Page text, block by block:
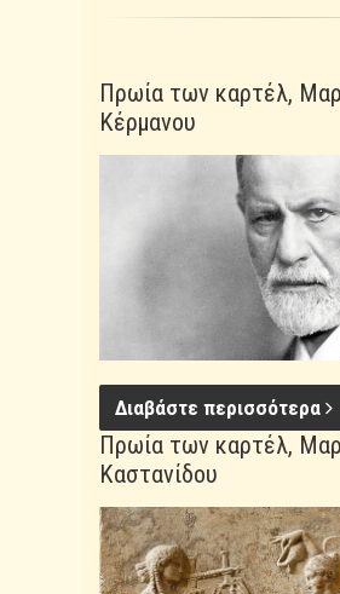
Πρωία των καρτέλ,
Κέρμανου
Διαβάστε περισσότερα
Πρωία των καρτέλ,
Καστανίδου